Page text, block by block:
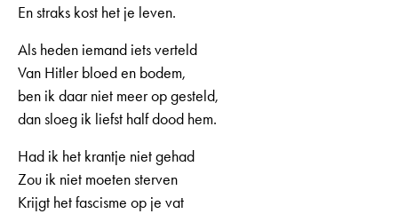
En straks kost het je leven.
Als heden iemand iets verteld
Van Hitler bloed en bodem,
ben ik daar niet meer op gesteld,
dan sloeg ik liefst half dood hem.
Had ik het krantje niet gehad
Zou ik niet moeten sterven
Krijgt het fascisme op je vat